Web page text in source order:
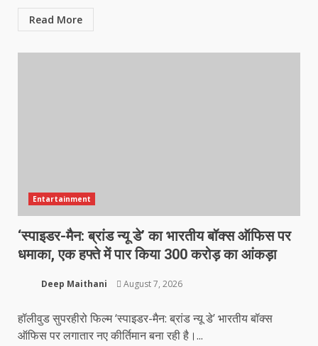
Read More
Entartainment
‘स्पाइडर-मैन: ब्रांड न्यू डे’ का भारतीय बॉक्स ऑफिस पर
धमाका, एक हफ्ते में पार किया 300 करोड़ का आंकड़ा
Deep Maithani August 7, 2026
हॉलीवुड सुपरहीरो फिल्म ‘स्पाइडर-मैन: ब्रांड न्यू डे’ भारतीय बॉक्स
ऑफिस पर लगातार नए कीर्तिमान बना रही है।...